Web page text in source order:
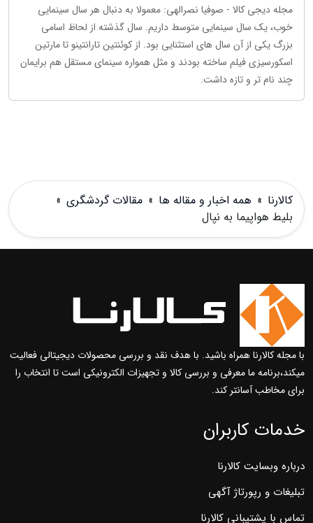
مجله دیجی کالا - صوفیا نصرالهی: معمولا به دنبال هر سال سینمایی
خوب، یک سال سینمایی متوسط داریم. سال گذشته از لحاظ اسامی
بزرگ یکی از آن سال های استثنایی بود. از کوئنتین تارانتینو تا مارتین
اسکورسیزی فیلم ساخته بودند و مثل همواره سینمای مستقل هم برایمان
چند نام تر و تازه داشت.
کالارنا » همه اخبار و مقاله ها » مقالات گردشگری »
بلیط هواپیما به نپال
با مجله کالارنا همراه باشید. با هدف نقد و بررسی محصولات دیجیتالی فعالیت
میکند،برنامه ما معرفی و بررسی کالا و تجهیزات الکترونیکی است تا انتخاب را
برای مخاطب آسانتر کند.
خدمات کاربران
درباره وبسایت کالارنا
تبلیغات و رپورتاژ آگهی
تماس با پشتیبانی کالارنا